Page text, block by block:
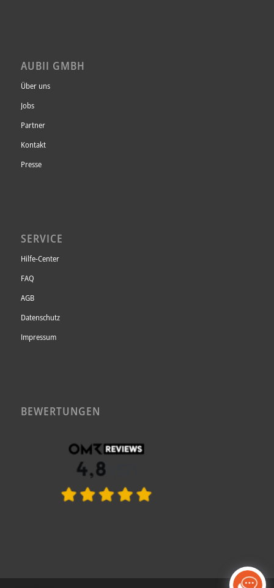
AUBII GMBH
Über uns
Jobs
Partner
Kontakt
Presse
SERVICE
Hilfe-Center
FAQ
AGB
Datenschutz
Impressum
BEWERTUNGEN